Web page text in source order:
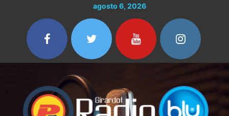
contenido
agosto 6, 2026